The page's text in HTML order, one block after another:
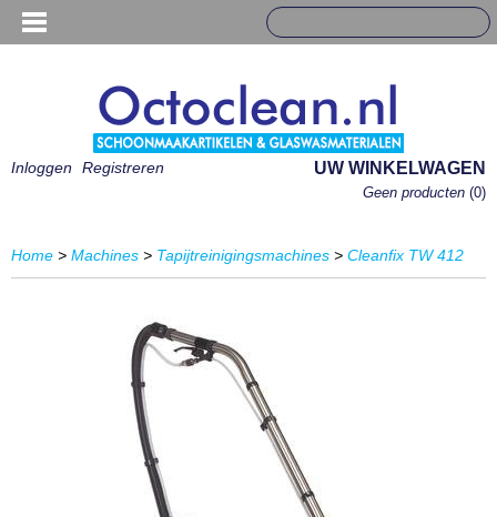
Inloggen Registreren UW WINKELWAGEN
Geen producten (0)
Home > Machines > Tapijtreinigingsmachines > Cleanfix TW 412